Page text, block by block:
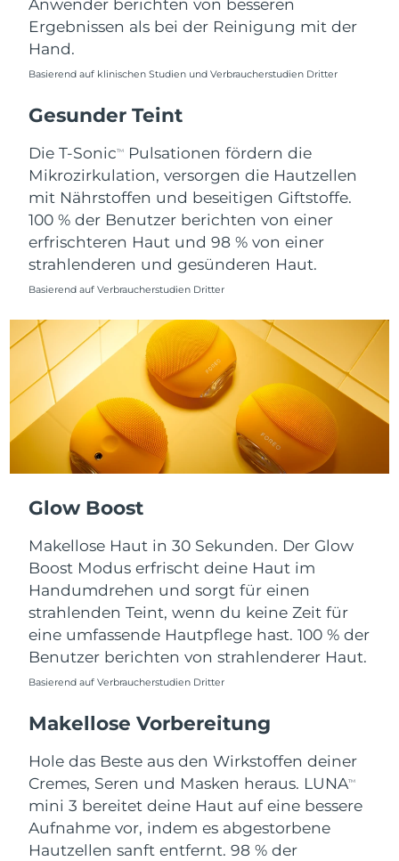
Anwender berichten von besseren
Ergebnissen als bei der Reinigung mit der
Hand.
Basierend auf klinischen Studien und Verbraucherstudien Dritter
Gesunder Teint
Die T-SonicTM
Pulsationen fördern die
Mikrozirkulation, versorgen die Hautzellen
mit Nährstoffen und beseitigen Giftstoffe.
100 % der Benutzer berichten von einer
erfrischteren Haut und 98 % von einer
strahlenderen und gesünderen Haut.
Basierend auf Verbraucherstudien Dritter
Glow Boost
Makellose Haut in 30 Sekunden. Der Glow
Boost Modus erfrischt deine Haut im
Handumdrehen und sorgt für einen
strahlenden Teint, wenn du keine Zeit für
eine umfassende Hautpflege hast. 100 % der
Benutzer berichten von strahlenderer Haut.
Basierend auf Verbraucherstudien Dritter
Makellose Vorbereitung
Hole das Beste aus den Wirkstoffen deiner
Cremes, Seren und Masken heraus. LUNATM
mini 3 bereitet deine Haut auf eine bessere
Aufnahme vor, indem es abgestorbene
Hautzellen sanft entfernt. 98 % der
Saudi-Arabien Erwartete Lieferung 8/12/26
Singapur Erwartete Lieferung8/13/26
Slowakei
Slowenien Erwartete Lieferung
Südafrika Erwartete Lieferung8/19/26
Südkorea Erwartete Lieferung
Schweden Erwartete Lieferung8/11/26
Schweiz Erwartete Lieferung8/11/26
Taiwan Erwartete Lieferung 8/16/26
Thailand Erwartete Lieferung8/15/26
Emirate
Erwartete Lieferung8/12/26
Vereinigtes
Königreich
Erwartete Lieferung
Vereinigte Staaten Erwartete Lieferung8/12/26
Vietnam Erwartete Lieferung